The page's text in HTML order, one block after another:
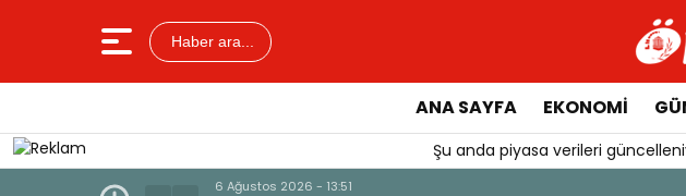
Haber ara...
ANA SAYFA EKONOMİ
Şu anda piyasa verileri
6 Ağustos 2026 - 13:51